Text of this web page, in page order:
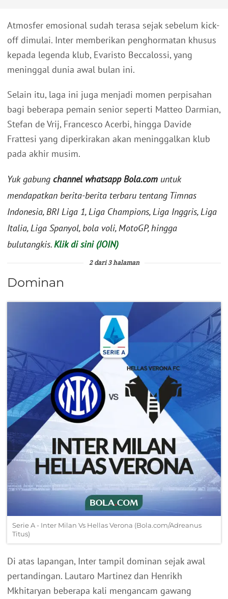
Atmosfer emosional sudah terasa sejak sebelum kick-
off dimulai. Inter memberikan penghormatan khusus
kepada legenda klub, Evaristo Beccalossi, yang
meninggal dunia awal bulan ini.
Selain itu, laga ini juga menjadi momen perpisahan
bagi beberapa pemain senior seperti Matteo Darmian,
Stefan de Vrij, Francesco Acerbi, hingga Davide
Frattesi yang diperkirakan akan meninggalkan klub
pada akhir musim.
Yuk gabung channel whatsapp Bola.com untuk
mendapatkan berita-berita terbaru tentang Timnas
Indonesia, BRI Liga 1, Liga Champions, Liga Inggris, Liga
Italia, Liga Spanyol, bola voli, MotoGP, hingga
bulutangkis.Klik di sini (JOIN)
2 dari 3 halaman
Dominan
Serie A - Inter Milan Vs Hellas Verona (Bola.com/Adreanus
Titus)
Di atas lapangan, Inter tampil dominan sejak awal
pertandingan. Lautaro Martinez dan Henrikh
Mkhitaryan beberapa kali mengancam gawang